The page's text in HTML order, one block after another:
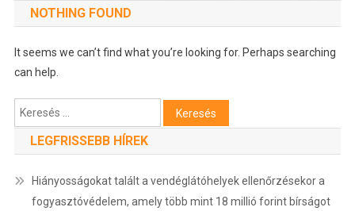
NOTHING FOUND
It seems we can’t find what you’re looking for. Perhaps searching
can help.
Keresés:
LEGFRISSEBB HÍREK
Hiányosságokat talált a vendéglátóhelyek ellenőrzésekor a
fogyasztóvédelem, amely több mint 18 millió forint bírságot